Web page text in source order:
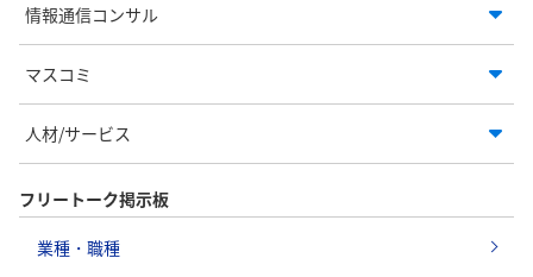
情報通信コンサル
マスコミ
人材/サービス
フリートーク掲示板
業種・職種